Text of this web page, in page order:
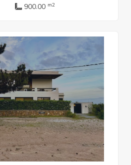
900.00 m2